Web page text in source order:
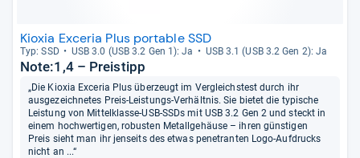
Kioxia Exceria Plus portable SSD
Typ: SSD USB 3.0 (USB 3.2 Gen 1): Ja USB 3.1 (USB 3.2 Gen 2): Ja
Note:1,4 – Preistipp
„Die Kioxia Exceria Plus überzeugt im Vergleichstest durch ihr
ausgezeichnetes Preis-Leistungs-Verhältnis. Sie bietet die typische
Leistung von Mittelklasse-USB-SSDs mit USB 3.2 Gen 2 und steckt in
einem hochwertigen, robusten Metallgehäuse – ihren günstigen
Preis sieht man ihr jenseits des etwas penetranten Logo-Aufdrucks
nicht an ...“